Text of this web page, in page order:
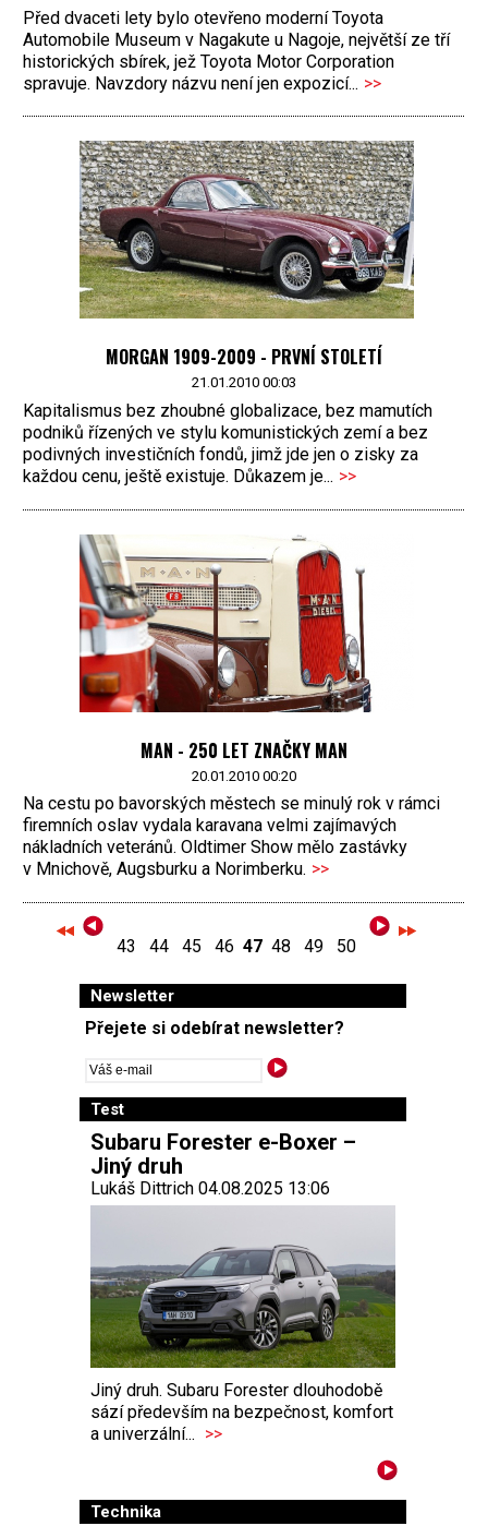
Před dvaceti lety bylo otevřeno moderní Toyota
Automobile Museum v Nagakute u Nagoje, největší ze tří
historických sbírek, jež Toyota Motor Corporation
spravuje. Navzdory názvu není jen expozicí... >>
MORGAN 1909-2009 - PRVNÍ STOLETÍ
21.01.2010 00:03
Kapitalismus bez zhoubné globalizace, bez mamutích
podniků řízených ve stylu komunistických zemí a bez
podivných investičních fondů, jimž jde jen o zisky za
každou cenu, ještě existuje. Důkazem je... >>
MAN - 250 LET ZNAČKY MAN
20.01.2010 00:20
Na cestu po bavorských městech se minulý rok v rámci
firemních oslav vydala karavana velmi zajímavých
nákladních veteránů. Oldtimer Show mělo zastávky
v Mnichově, Augsburku a Norimberku. >>
43 44 45 46 47 48 49 50
Newsletter
Přejete si odebírat newsletter?
Test
Subaru Forester e-Boxer –
Jiný druh
Lukáš Dittrich 04.08.2025 13:06
Jiný druh. Subaru Forester dlouhodobě
sází především na bezpečnost, komfort
a univerzální... >>
Technika